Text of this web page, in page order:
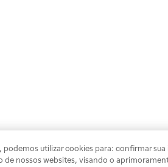
podemos utilizar cookies para: confirmar
de nossos websites, visando o